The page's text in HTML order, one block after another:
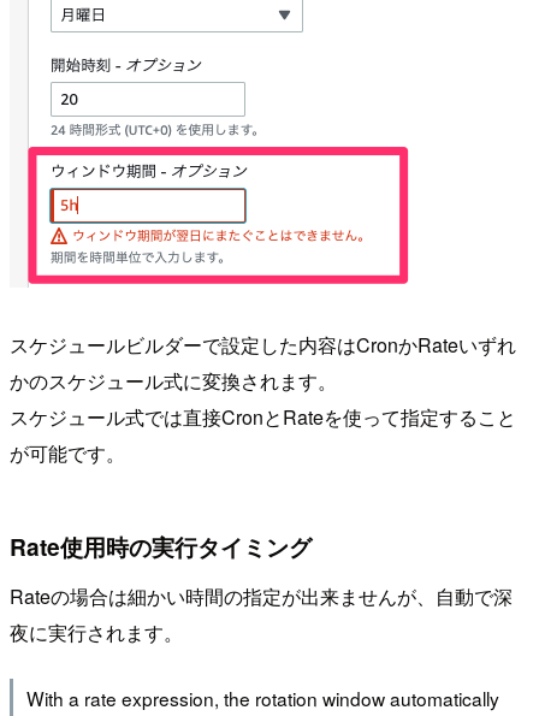
スケジュールビルダーで設定した内容はCronかRateいずれ
かのスケジュール式に変換されます。
スケジュール式では直接CronとRateを使って指定すること
が可能です。
Rate使用時の実行タイミング
Rateの場合は細かい時間の指定が出来ませんが、自動で深
夜に実行されます。
With a rate expression, the rotation window automatically